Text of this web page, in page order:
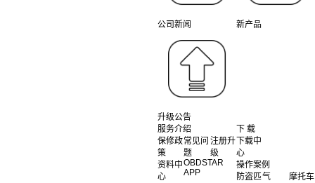
公司新闻 新产品
升级公告
服务介绍
保修政
策
常见问
题
注册升
级
资料中
心
OBDSTAR
APP
下 载
下载中
心
操作案例
防盗匹气
摩托车